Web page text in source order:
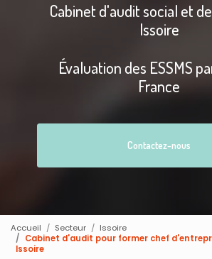
Cabinet d'audit social et
Issoire
Évaluation des ESSMS
France
Contactez-nous
Accueil Secteur
Issoire
Cabinet d'audit pour former chef
Issoire